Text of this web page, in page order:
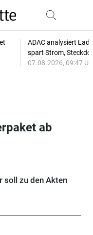
ADAC analysiert
spart Strom,
07.08.2026, 09:47
ab
soll zu den Akten